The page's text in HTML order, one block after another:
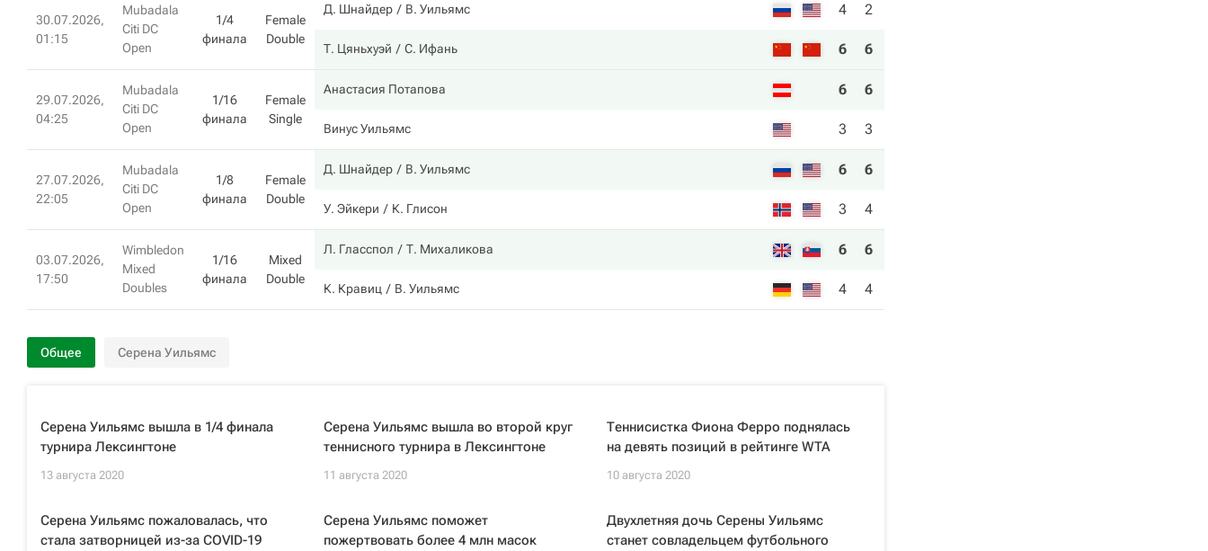
30.07.2026,
01:15
Mubadala
Citi DC
Open
1/4
финала
Female
Double
Д. Шнайдер В. Уильямс 4 2
Т. Цяньхуэй С. Ифань 6 6
29.07.2026,
04:25
Mubadala
Citi DC
Open
1/16
финала
Female
Single
Анастасия Потапова 6 6
Винус Уильямс 3 3
27.07.2026,
22:05
Mubadala
Citi DC
Open
1/8
финала
Female
Double
Д. Шнайдер В. Уильямс 6 6
У. Эйкери К. Глисон 3 4
03.07.2026,
17:50
Wimbledon
Mixed
Doubles
1/16
финала
Mixed
Double
Л. Гласспол Т. Михаликова 6 6
К. Кравиц В. Уильямс 4 4
Общее Серена Уильямс
Серена Уильямс вышла в 1/4 финала
турнира Лексингтоне
13 августа 2020
Серена Уильямс вышла во второй круг
теннисного турнира в Лексингтоне
11 августа 2020
Теннисистка Фиона Ферро поднялась
на девять позиций в рейтинге WTA
10 августа 2020
Серена Уильямс пожаловалась, что
стала затворницей из-за COVID-19
Серена Уильямс поможет
пожертвовать более 4 млн масок
Двухлетняя дочь Серены Уильямс
станет совладельцем футбольного